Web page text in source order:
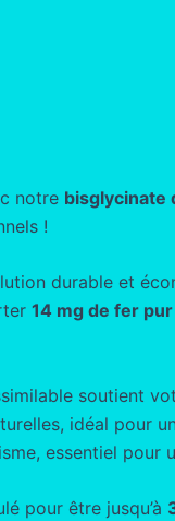
notre bisglycinate
!
durable et
14 mg de fer pur
soutient
idéal pour
essentiel pour
pour être jusqu’à